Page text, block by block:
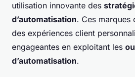
utilisation innovante des
d’automatisation. Ces marques
des expériences client
engageantes en exploitant les
d’automatisation.